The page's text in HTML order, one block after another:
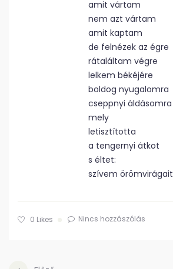
amit vártam
nem azt vártam
amit kaptam
de felnézek az égre
rátaláltam végre
lelkem békéjére
boldog nyugalomra
cseppnyi áldásomra
mely
letisztította
a tengernyi átkot
s éltet:
szívem örömvirágait
0 Likes Nincs hozzászólás